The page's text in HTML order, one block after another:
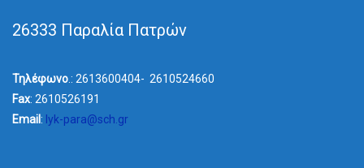
26333 Παραλία Πατρών
Τηλέφωνο.: 2613600404- 2610524660
Fax: 2610526191
Email: lyk-para@sch.gr